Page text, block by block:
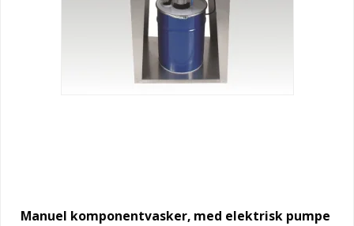
Manuel komponentvasker, med elektrisk pumpe